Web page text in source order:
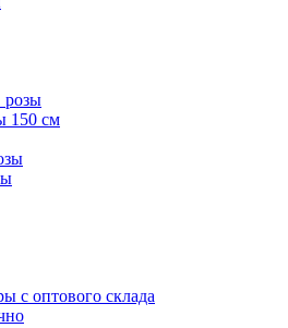
розы
150 см
с оптового склада